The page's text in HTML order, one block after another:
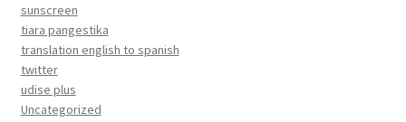
sunscreen
tiara pangestika
translation english to spanish
twitter
udise plus
Uncategorized